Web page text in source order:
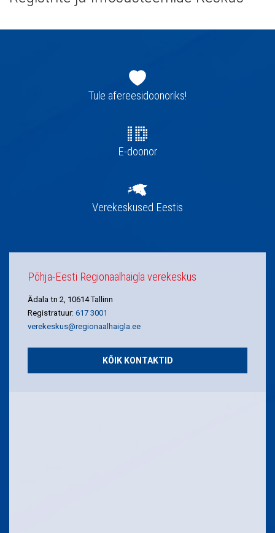
navigatsioonTule afereesidoonoriks!
E-doonor
Verekeskused Eestis
Põhja-Eesti Regionaalhaigla verekeskus
Ädala tn 2, 10614 Tallinn
Registratuur: 617 3001
verekeskus@regionaalhaigla.ee
KÕIK KONTAKTID